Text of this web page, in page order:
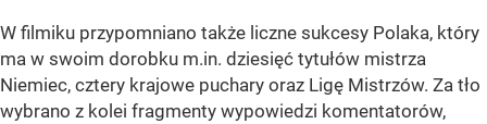
W filmiku przypomniano także liczne sukcesy Polaka, który
ma w swoim dorobku m.in. dziesięć tytułów mistrza
Niemiec, cztery krajowe puchary oraz Ligę Mistrzów. Za tło
wybrano z kolei fragmenty wypowiedzi komentatorów,